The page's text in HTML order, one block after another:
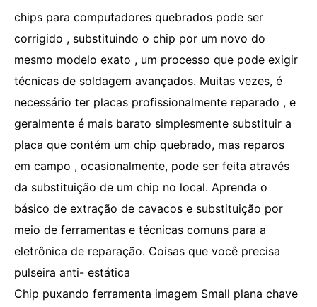
chips para computadores quebrados pode ser
corrigido , substituindo o chip por um novo do
mesmo modelo exato , um processo que pode exigir
técnicas de soldagem avançados. Muitas vezes, é
necessário ter placas profissionalmente reparado , e
geralmente é mais barato simplesmente substituir a
placa que contém um chip quebrado, mas reparos
em campo , ocasionalmente, pode ser feita através
da substituição de um chip no local. Aprenda o
básico de extração de cavacos e substituição por
meio de ferramentas e técnicas comuns para a
eletrônica de reparação. Coisas que você precisa
pulseira anti- estática
Chip puxando ferramenta imagem Small plana chave